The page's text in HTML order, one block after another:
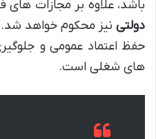
باشد، علاوه بر مجازات های
دولتی نیز محکوم خواهد شد.
حفظ اعتماد عمومی و
های شغلی است.